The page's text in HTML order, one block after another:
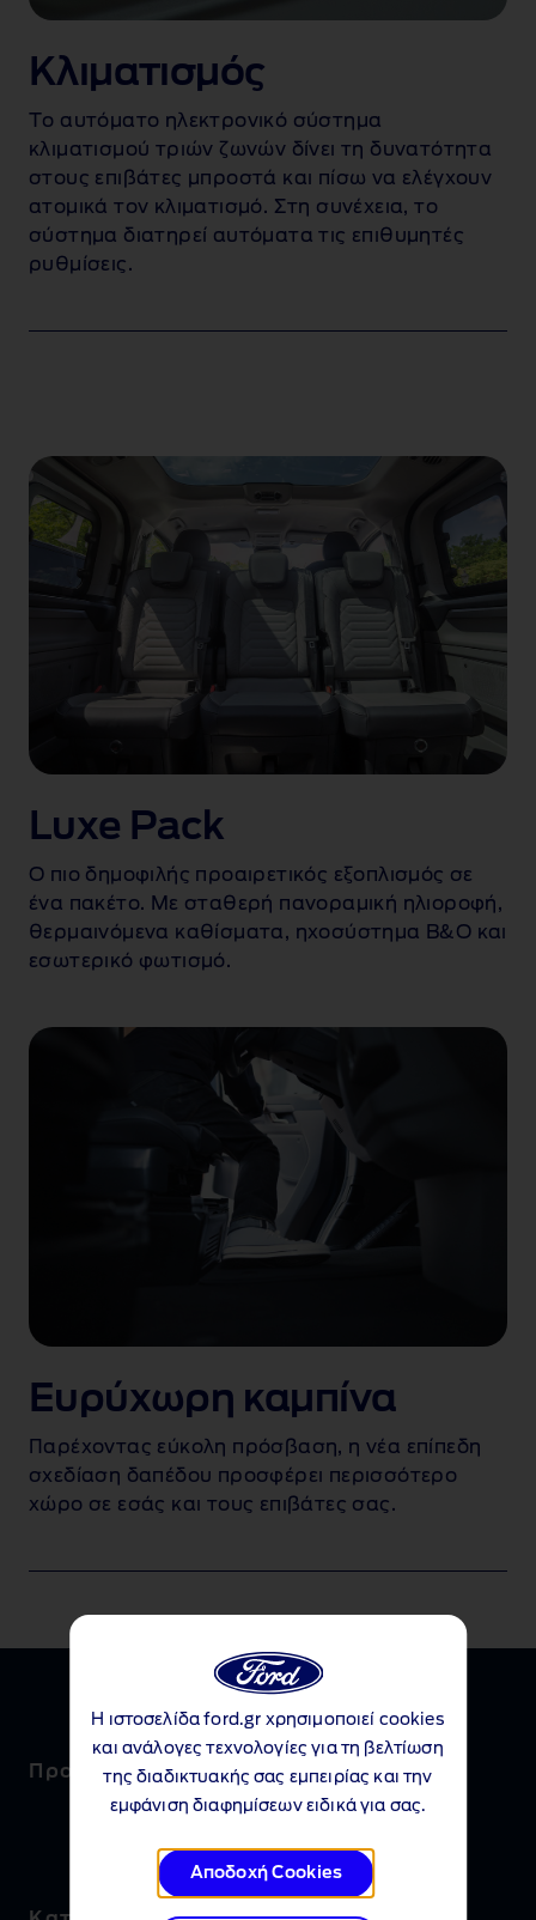
Κλιματισμός
Το αυτόματο ηλεκτρονικό σύστημα
κλιματισμού τριών ζωνών δίνει τη δυνατότητα
στους επιβάτες μπροστά και πίσω να ελέγχουν
ατομικά τον κλιματισμό. Στη συνέχεια, το
σύστημα διατηρεί αυτόματα τις επιθυμητές
ρυθμίσεις.
Luxe Pack
Ο πιο δημοφιλής προαιρετικός εξοπλισμός σε
ένα πακέτο. Με σταθερή πανοραμική ηλιοροφή,
θερμαινόμενα καθίσματα, ηχοσύστημα B&O και
εσωτερικό φωτισμό.
Ευρύχωρη καμπίνα
Παρέχοντας εύκολη πρόσβαση, η νέα επίπεδη
σχεδίαση δαπέδου προσφέρει περισσότερο
χώρο σε εσάς και τους επιβάτες σας.
Προωθητικά προγράμματα
Η ιστοσελίδα ford.gr χρησιμοποιεί cookies
και ανάλογες τεχνολογίες για τη βελτίωση
της διαδικτυακής σας εμπειρίας και την
εμφάνιση διαφημίσεων ειδικά για σας.
Αποδοχή Cookies